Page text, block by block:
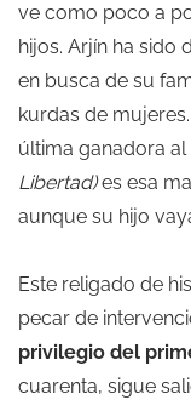
ve como poco a
hijos. Arjín ha sido
en busca de su
kurdas de
última ganadora al
Libertad)es esa
aunque su hijo
Este religado de
pecar de
privilegio del
cuarenta, sigue